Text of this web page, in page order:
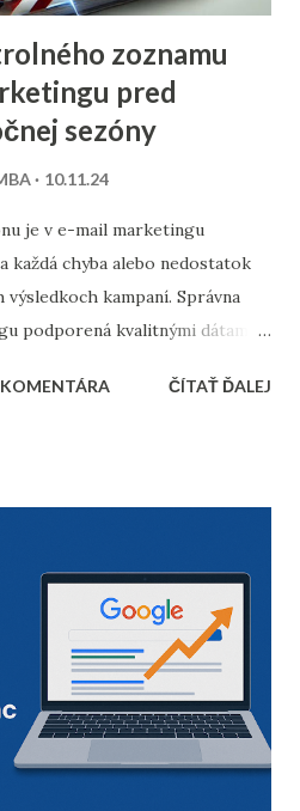
zoznamu
pred
sezóny
10.11.24
je v e-mail marketingu
každá chyba alebo nedostatok
kampaní. Správna
podporená kvalitnými dátami a
spokojnosť zákazníkov.
starých alebo
pomôže zvýšiť mieru
že vaše e-maily skončia v
sa najmä na tých príjemcov, ktorí
– zvážte, či má zmysel ich
kampaňou, alebo ich radšej
2. Segmentácia kontaktov podľa
KOMENTÁRA ČÍTAŤ ĎALEJ